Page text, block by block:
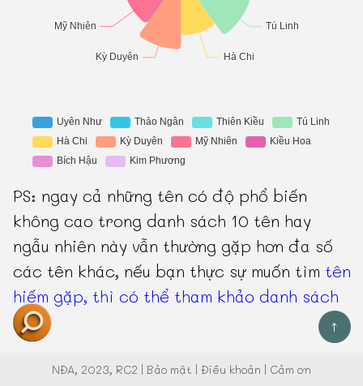
PS: ngay cả những tên có độ phổ biến
không cao trong danh sách 10 tên hay
ngẫu nhiên này vẫn thường gặp hơn đa số
các tên khác, nếu bạn thực sự muốn tìm tên
hiếm gặp, thì có thể tham khảo danh sách
này.
↑
NĐA, 2023, RC2 | Bảo mật | Điều khoản | Cảm ơn